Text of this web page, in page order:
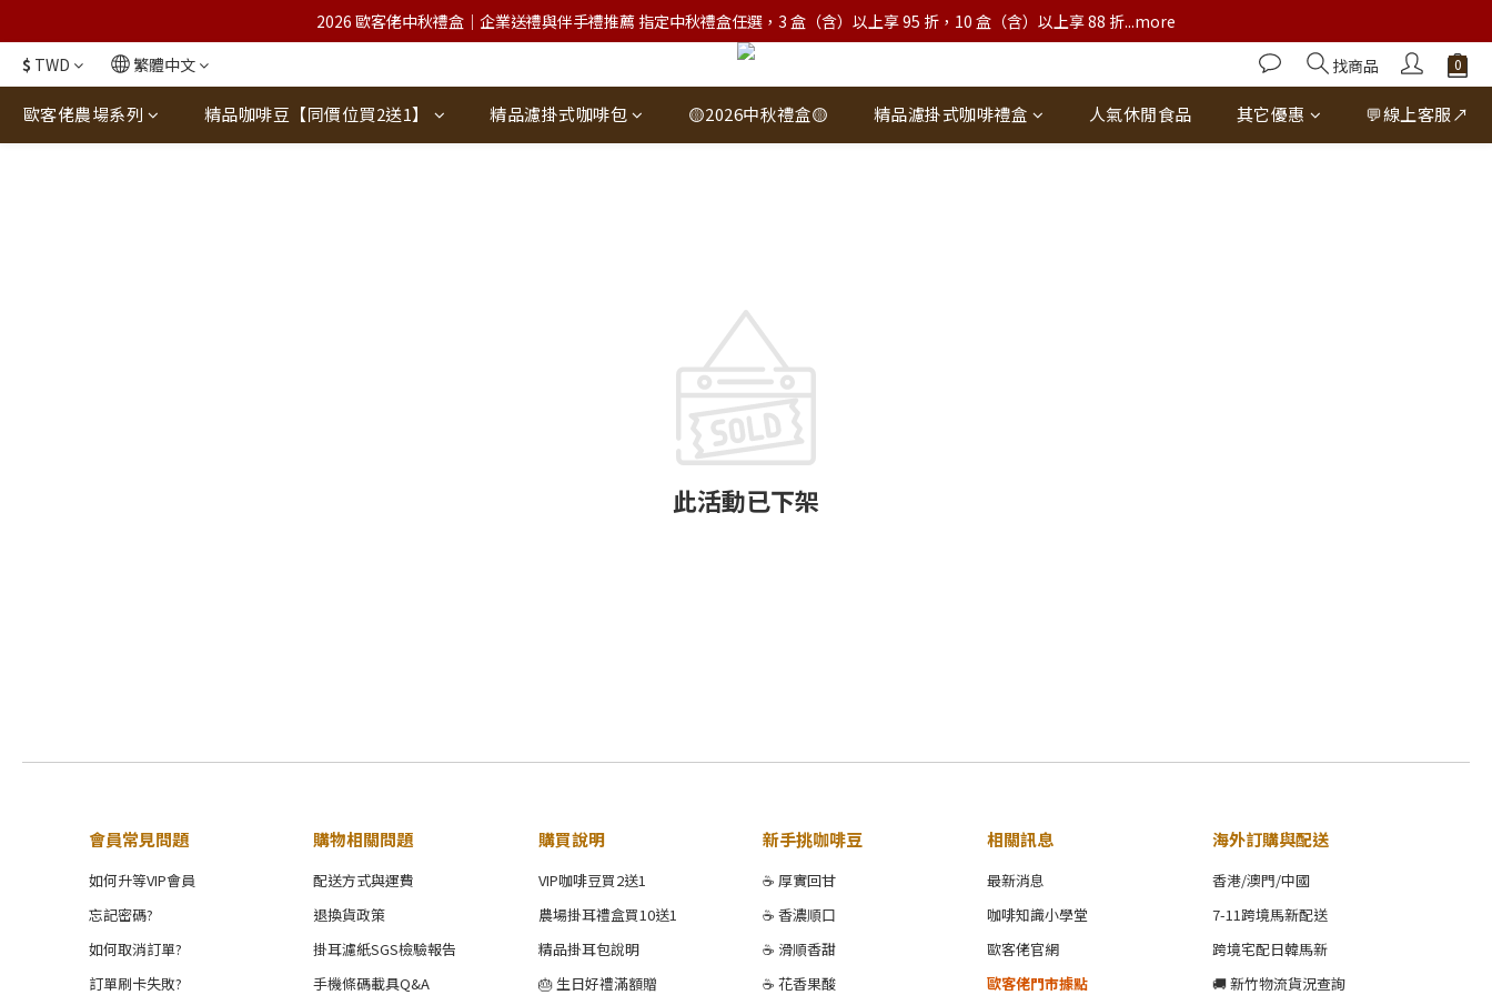
2026 歐客佬中秋禮盒｜企業送禮與伴手禮推薦 指定中秋禮盒任選，3 盒（含）以上享 95 折，10 盒（含）以上享 88 折...more
$ TWD 繁體中文 找商品
歐客佬農場系列 精品咖啡豆【同價位買2送1】 精品濾掛式咖啡包 🟡2026中秋禮盒🟡 精品濾掛式咖啡禮盒 人氣休閒食品 其它優惠 💬線上客服↗
此活動已下架
會員常見問題
如何升等VIP會員
忘記密碼?
如何取消訂單?
訂單刷卡失敗?
購物相關問題
配送方式與運費
退換貨政策
掛耳濾紙SGS檢驗報告
手機條碼載具Q&A
購買說明
VIP咖啡豆買2送1
農場掛耳禮盒買10送1
精品掛耳包說明
🎂 生日好禮滿額贈
新手挑咖啡豆
☕ 厚實回甘
☕ 香濃順口
☕ 滑順香甜
☕ 花香果酸
相關訊息
最新消息
咖啡知識小學堂
歐客佬官網
歐客佬門市據點
海外訂購與配送
香港/澳門/中國
7-11跨境馬新配送
跨境宅配日韓馬新
🚚 新竹物流貨況查詢